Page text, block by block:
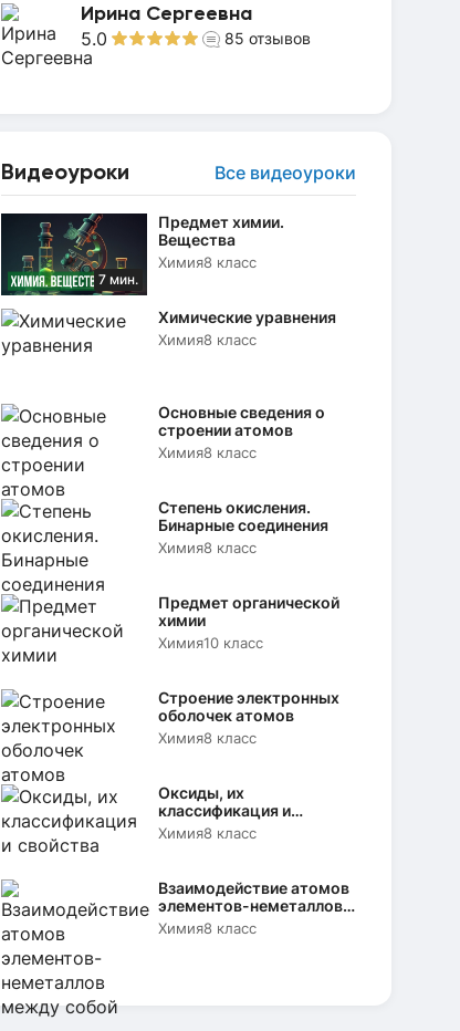
Ирина Сергеевна
5.0 85 отзывов
Видеоуроки Все видеоуроки
7 мин.
Предмет химии.
Вещества
Химия8 класс
Химические уравнения
Химия8 класс
Основные сведения о
строении атомов
Химия8 класс
Степень окисления.
Бинарные соединения
Химия8 класс
Предмет органической
химии
Химия10 класс
Строение электронных
оболочек атомов
Химия8 класс
Оксиды, их
классификация и
свойства
Химия8 класс
Взаимодействие атомов
элементов-неметаллов
между собой
Химия8 класс